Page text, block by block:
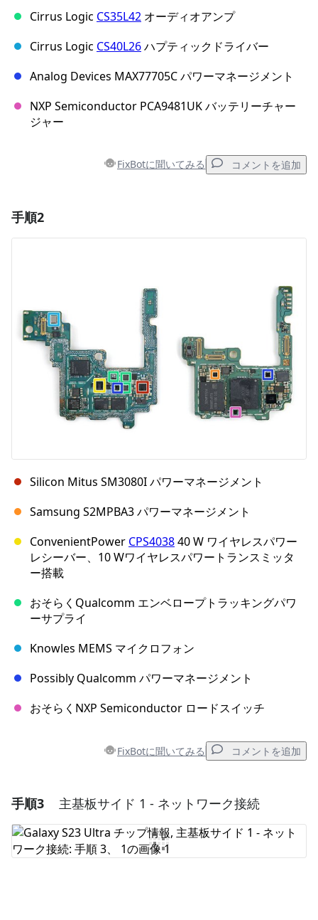
Cirrus Logic CS35L42 オーディオアンプ
Cirrus Logic CS40L26ハプティックドライバー
Analog Devices MAX77705C パワーマネージメント
NXP Semiconductor PCA9481UK バッテリーチャー
ジャー
FixBotに聞いてみる コメントを追加
キャンセル
手順2
Silicon Mitus SM3080I パワーマネージメント
Samsung S2MPBA3 パワーマネージメント
ConvenientPower CPS403840 W ワイヤレスパワー
レシーバー、10 Wワイヤレスパワートランスミッタ
ー搭載
おそらくQualcomm エンベロープトラッキングパワ
ーサプライ
Knowles MEMS マイクロフォン
Possibly Qualcomm パワーマネージメント
おそらくNXP Semiconductor ロードスイッチ
FixBotに聞いてみる コメントを追加
コメントを追加
コメントを追加
手順3 主基板サイド 1 - ネットワーク接続